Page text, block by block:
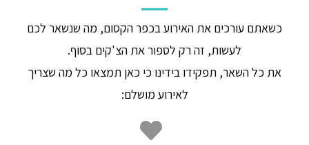
כשאתם עורכים את האירוע בכפר הקסום, מה שנשאר לכם
לעשות, זה רק לספור את הצ'קים בסוף.
את כל השאר, תפקידו בידינו כי כאן תמצאו כל מה שצריך
לאירוע מושלם:​